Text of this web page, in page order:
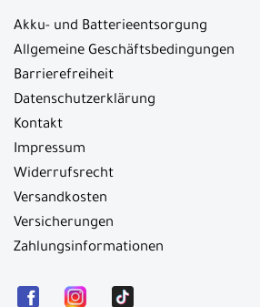
Akku- und Batterieentsorgung
Allgemeine Geschäftsbedingungen
Barrierefreiheit
Datenschutzerklärung
Kontakt
Impressum
Widerrufsrecht
Versandkosten
Versicherungen
Zahlungsinformationen